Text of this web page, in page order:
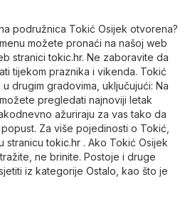
podružnica Tokić Osijek otvorena?
možete pronaći na našoj web
stranicitokic.hr. Ne zaboravite da
tijekom praznika i vikenda. Tokić
drugim gradovima, uključujući: Na
pregledati najnoviji letak
ažuriraju za vas tako da
Za više pojedinosti o Tokić,
stranicutokic.hr . Ako Tokić Osijek
ne brinite. Postoje i druge
iz kategorije Ostalo , kao što je